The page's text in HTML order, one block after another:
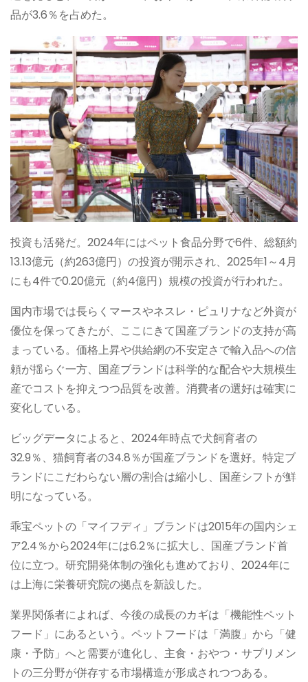
品が3.6％を占めた。
投資も活発だ。2024年にはペット食品分野で6件、総額約
13.13億元（約263億円）の投資が開示され、2025年1～4月
にも4件で0.20億元（約4億円）規模の投資が行われた。
国内市場では長らくマースやネスレ・ピュリナなど外資が
優位を保ってきたが、ここにきて国産ブランドの支持が高
まっている。価格上昇や供給網の不安定さで輸入品への信
頼が揺らぐ一方、国産ブランドは科学的な配合や大規模生
産でコストを抑えつつ品質を改善。消費者の選好は確実に
変化している。
ビッグデータによると、2024年時点で犬飼育者の
32.9％、猫飼育者の34.8％が国産ブランドを選好。特定ブ
ランドにこだわらない層の割合は縮小し、国産シフトが鮮
明になっている。
乖宝ペットの「マイフディ」ブランドは2015年の国内シェ
ア2.4％から2024年には6.2％に拡大し、国産ブランド首
位に立つ。研究開発体制の強化も進めており、2024年に
は上海に栄養研究院の拠点を新設した。
業界関係者によれば、今後の成長のカギは「機能性ペット
フード」にあるという。ペットフードは「満腹」から「健
康・予防」へと需要が進化し、主食・おやつ・サプリメン
トの三分野が併存する市場構造が形成されつつある。